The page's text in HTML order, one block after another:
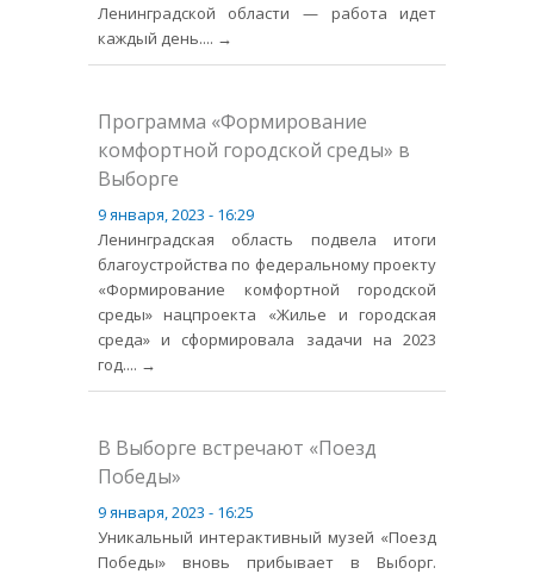
Ленинградской области — работа идет
каждый день.... →
Программа «Формирование
комфортной городской среды» в
Выборге
9 января, 2023 - 16:29
Ленинградская область подвела итоги
благоустройства по федеральному проекту
«Формирование комфортной городской
среды» нацпроекта «Жилье и городская
среда» и сформировала задачи на 2023
год.... →
В Выборге встречают «Поезд
Победы»
9 января, 2023 - 16:25
Уникальный интерактивный музей «Поезд
Победы» вновь прибывает в Выборг.